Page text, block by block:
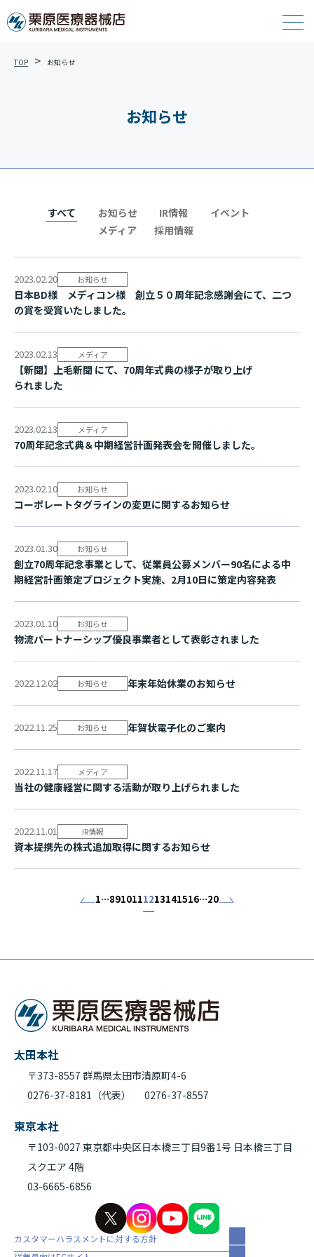
TOP お知らせ
お知らせ
すべて お知らせ IR情報
イベント
メディア
採用情報
2023.02.20 お知らせ
日本BD様 メディコン様 創立５０周年記念感謝会にて、二つ
の賞を受賞いたし ま し た 。
2023.02.13 メディア
【新聞】上毛新聞 にて、70周年式典の様子が取り上げ
ら れ ま し た
2023.02.13 メディア
70周年記念式典＆中期経営計画発表会を開催し ま し た 。
2023.02.10 お知らせ
コーポレートタグラインの変更に関するお知らせ
2023.01.30 お知らせ
創立70周年記念事業として、従業員公募メンバー90名による中
期経営計画策定プロジェクト実施、2月10日に策定内容発表
2023.01.10 お知らせ
物流パートナーシップ優良事業者として表彰さ れ ま し た
2022.12.02 お知らせ 年末年始休業のお知らせ
2022.11.25 お知らせ 年賀状電子化のご案内
2022.11.17 メディア
当社の健康経営に関する活動が取り上げら れ ま し た
2022.11.01 IR情報
資本提携先の株式追加取得に関するお知らせ
ペ
ジ
送
り
1…8910111213141516…20
太田本社
〒373-8557 群馬県太田市清原町4-6
0276-37-8181（代表）
0276-37-8557
東京本社
〒103-0027 東京都中央区日本橋三丁目9番1号 日本橋三丁目
スクエア 4階
03-6665-6856
カスタマーハラスメントに対する方針